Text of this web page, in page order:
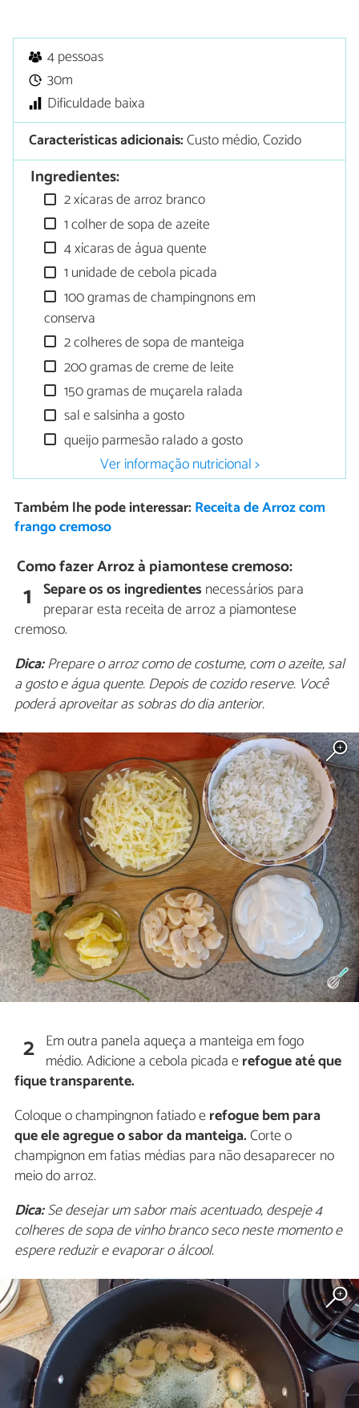
4 pessoas
30m
Dificuldade baixa
Características adicionais:Custo médio, Cozido
Ingredientes:
2 xícaras de arroz branco
1 colher de sopa de azeite
4 xícaras de água quente
1 unidade de cebola picada
100 gramas de champingnons em
conserva
2 colheres de sopa de manteiga
200 gramas de creme de leite
150 gramas de muçarela ralada
sal e salsinha a gosto
queijo parmesão ralado a gosto
Ver informação nutricional >
Também lhe pode interessar: Receita de Arroz com
frango cremoso
Como fazer Arroz à piamontese cremoso:
1 Separe os os ingredientes necessários para
preparar esta receita de arroz a piamontese
cremoso.
Dica:Prepare o arroz como de costume, com o azeite, sal
a gosto e água quente. Depois de cozido reserve. Você
poderá aproveitar as sobras do dia anterior.
2 Em outra panela aqueça a manteiga em fogo
médio. Adicione a cebola picada erefogue até que
fique transparente.
Coloque o champingnon fatiado erefogue bem para
que ele agregue o sabor da manteiga.Corte o
champignon em fatias médias para não desaparecer no
meio do arroz.
Dica:Se desejar um sabor mais acentuado, despeje 4
colheres de sopa de vinho branco seco neste momento e
espere reduzir e evaporar o álcool.